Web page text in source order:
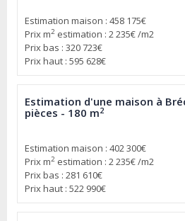
Estimation maison : 458 175€
Prix m2 estimation : 2 235€ /m2
Prix bas : 320 723€
Prix haut : 595 628€
Estimation d'une maison à
pièces - 180 m2
Estimation maison : 402 300€
Prix m2 estimation : 2 235€ /m2
Prix bas : 281 610€
Prix haut : 522 990€